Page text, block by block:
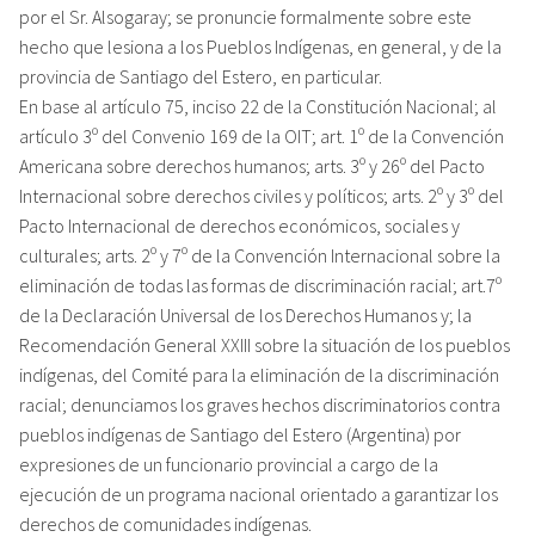
por el Sr. Alsogaray; se pronuncie formalmente sobre este
hecho que lesiona a los Pueblos Indígenas, en general, y de la
provincia de Santiago del Estero, en particular.
En base al artículo 75, inciso 22 de la Constitución Nacional; al
artículo 3º del Convenio 169 de la OIT; art. 1º de la Convención
Americana sobre derechos humanos; arts. 3º y 26º del Pacto
Internacional sobre derechos civiles y políticos; arts. 2º y 3º del
Pacto Internacional de derechos económicos, sociales y
culturales; arts. 2º y 7º de la Convención Internacional sobre la
eliminación de todas las formas de discriminación racial; art.7º
de la Declaración Universal de los Derechos Humanos y; la
Recomendación General XXIII sobre la situación de los pueblos
indígenas, del Comité para la eliminación de la discriminación
racial; denunciamos los graves hechos discriminatorios contra
pueblos indígenas de Santiago del Estero (Argentina) por
expresiones de un funcionario provincial a cargo de la
ejecución de un programa nacional orientado a garantizar los
derechos de comunidades indígenas.